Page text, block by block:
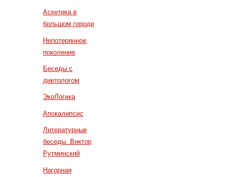
Аскетика в
большом городе
Непотерянное
поколение
Беседы с
диетологом
ЭкоЛогика
Апокалипсис
Литературные
беседы. Виктор
Рутминский
Нагорная